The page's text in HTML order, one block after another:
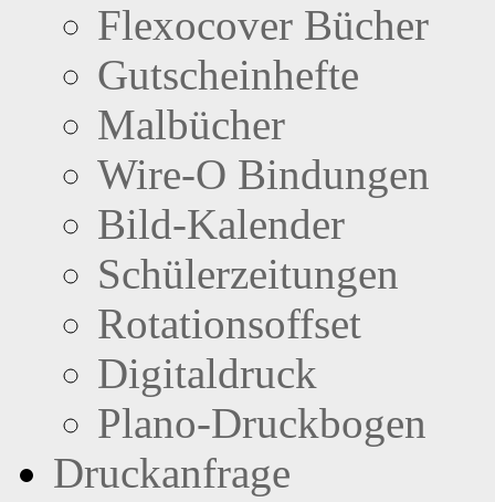
Flexocover Bücher
Gutscheinhefte
Malbücher
Wire-O Bindungen
Bild-Kalender
Schülerzeitungen
Rotationsoffset
Digitaldruck
Plano-Druckbogen
Druckanfrage